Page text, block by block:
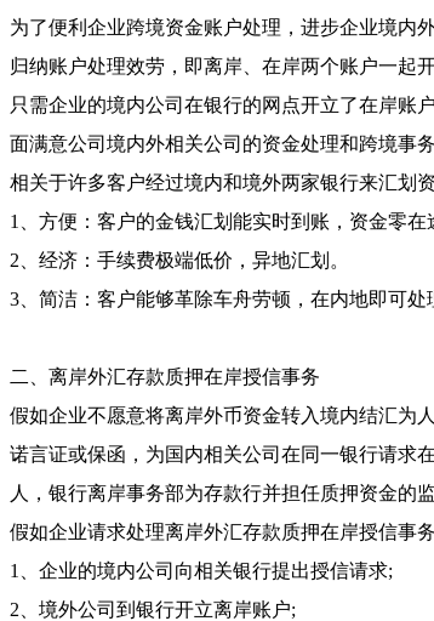
为了便利企业跨境资金账户处理，进步企业境内
归纳账户处理效劳，即离岸、在岸两个账户一起
只需企业的境内公司在银行的网点开立了在岸账
面满意公司境内外相关公司的资金处理和跨境事务
相关于许多客户经过境内和境外两家银行来汇划
1、方便：客户的金钱汇划能实时到账，资金零在
2、经济：手续费极端低价，异地汇划。
3、简洁：客户能够革除车舟劳顿，在内地即可处
二、离岸外汇存款质押在岸授信事务
假如企业不愿意将离岸外币资金转入境内结汇为
诺言证或保函，为国内相关公司在同一银行请求
人，银行离岸事务部为存款行并担任质押资金的监
假如企业请求处理离岸外汇存款质押在岸授信事
1、企业的境内公司向相关银行提出授信请求;
2、境外公司到银行开立离岸账户;